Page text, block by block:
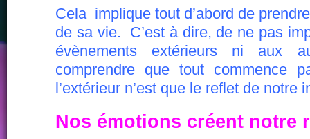
Cela implique tout d’abord de
de sa vie. C’est à dire, de ne pas
évènements extérieurs ni aux
comprendre que tout commence
l’extérieur n’est que le reflet de notre
Nos émotions créent notre